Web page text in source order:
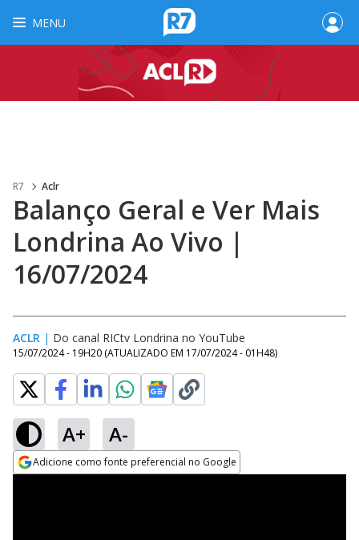
MENU
R7 Aclr
Balanço Geral e Ver Mais
Londrina Ao Vivo |
16/07/2024
ACLR | Do canal RICtv Londrina no YouTube
15/07/2024 - 19H20 (ATUALIZADO EM 17/07/2024 - 01H48)
A+ A-
Adicione como fonte preferencial no Google